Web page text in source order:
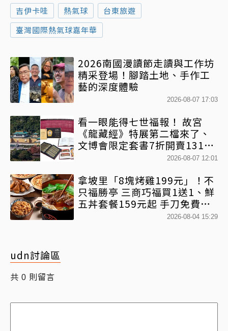
吉伊卡哇 熱氣球
台東旅遊
臺灣國際熱氣球嘉年華
2026南國漫讀節走讀與工作坊
精采登場！腳踏土地、手作工
藝的深度體驗
2026-08-07 17:03
看一眼能得七世福報！ 故宮
《龍藏經》特展第二檔來了、
文博會限定套書7折開賣131萬
網驚：貧窮限制想像2026-08-07 12:01
拿坡里「8塊烤雞199元」！不
只福勝亭 三商巧福買1送1、鮮
五丼套餐159元起 手刀免費領
2026-08-04 15:29
udn討論區
共 0 則留言